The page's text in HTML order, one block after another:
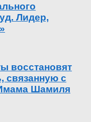
Лидер,
восстановят
связанную с
Шамиля